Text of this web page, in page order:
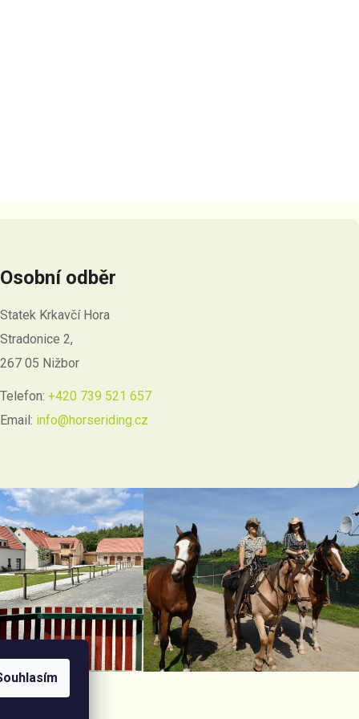
Osobní odběr
Statek Krkavčí Hora
Stradonice 2,
267 05 Nižbor
Telefon: +420 739 521 657
Email: info@horseriding.cz